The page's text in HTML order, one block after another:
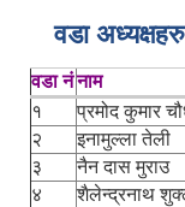
वडा अध्यक्षहरु
वडा नंनाम
१
प्रमोद कुमार
२
इनामुल्ला तेली
३
नैन दास मुराउ
४
शैलेन्द्रनाथ